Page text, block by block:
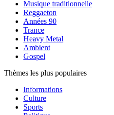
Musique traditionnelle
Reggaeton
Années 90
Trance
Heavy Metal
Ambient
Gospel
Thèmes les plus populaires
Informations
Culture
Sports